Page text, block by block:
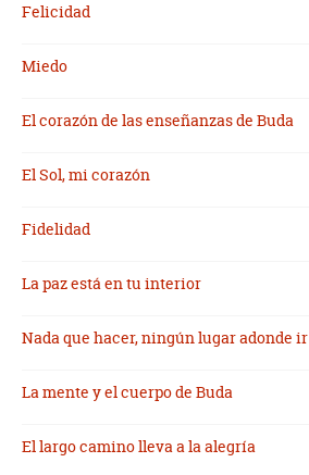
Felicidad
Miedo
El corazón de las enseñanzas de Buda
El Sol, mi corazón
Fidelidad
La paz está en tu interior
Nada que hacer, ningún lugar adonde ir
La mente y el cuerpo de Buda
El largo camino lleva a la alegría